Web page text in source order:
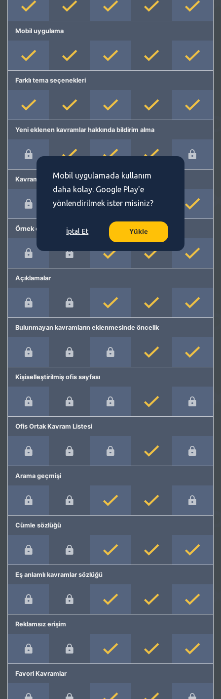
Mobil uygulama
Farklı tema seçenekleri
Yeni eklenen kavramlar hakkında bildirim alma
Kavram önerme
Örnek cümleler
Açıklamalar
Bulunmayan kavramların eklenmesinde öncelik
Kişiselleştirilmiş ofis sayfası
Ofis Ortak Kavram Listesi
Arama geçmişi
Cümle sözlüğü
Eş anlamlı kavramlar sözlüğü
Reklamsız erişim
Favori Kavramlar
Mobil uygulamada kullanım
daha kolay. Google Play'e
yönlendirilmek ister misiniz?
İptal Et Yükle